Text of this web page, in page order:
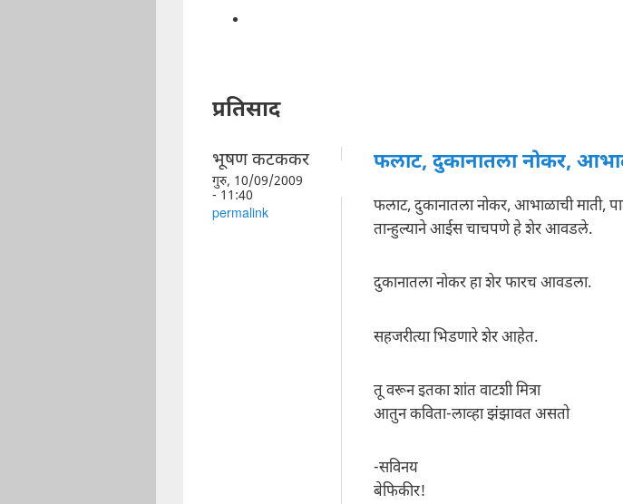
प्रतिसाद
भूषण कटककर
गुरु, 10/09/2009
- 11:40
permalink
फलाट, दुकानातला नोकर,
फलाट, दुकानातला नोकर, आभाळाची माती,
तान्हुल्याने आईस चाचपणे हे शेर आवडले.
दुकानातला नोकर हा शेर फारच आवडला.
सहजरीत्या भिडणारे शेर आहेत.
तू वरून इतका शांत वाटशी मित्रा
आतुन कविता-लाव्हा झंझावत असतो
-सविनय
बेफिकीर!